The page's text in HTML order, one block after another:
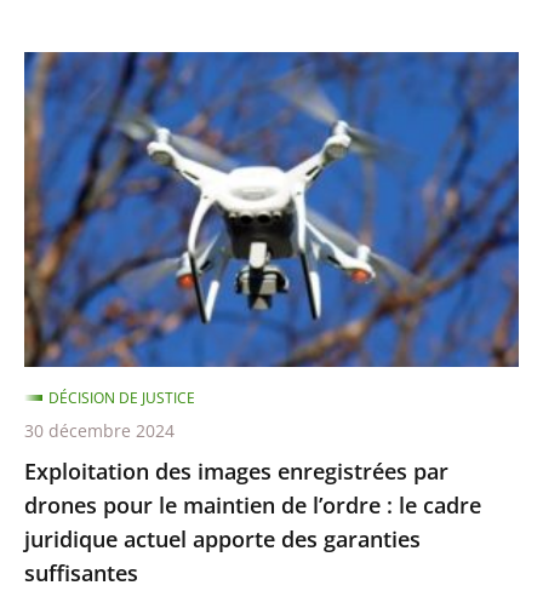
pêche
dans
le
Golfe
de
Gascogne,
durant
qu...
Exploitation
des
images
enregistrées
par
drones
pour
le
maintien
de
l’ordre
:
le
cadre
juridique
actuel
Exploitation des images enregistrées par
drones pour le maintien de l’ordre : le cadre
juridique actuel apporte des garanties
suffisantes
DÉCISION DE JUSTICE
30 décembre 2024